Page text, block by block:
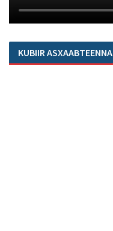
KUBIIR ASXAABTEENNA